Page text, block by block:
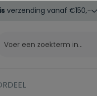
verzending vanaf €150,-